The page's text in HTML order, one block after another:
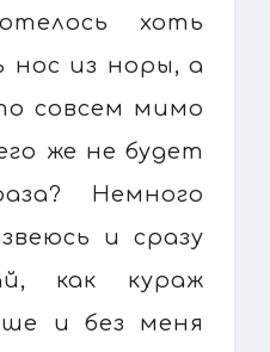
хоть
нос из норы, а
совсем мимо
же не будет
Немного
и сразу
как кураж
и без меня